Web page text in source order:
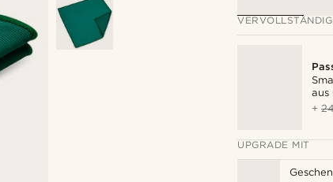
aus
+
UPGRADE MIT